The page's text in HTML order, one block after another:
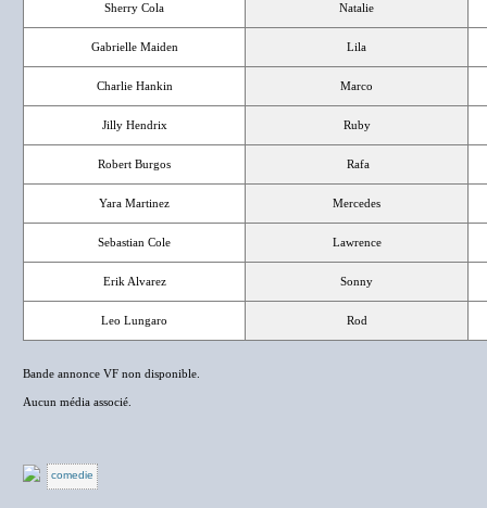
Sherry Cola Natalie
Gabrielle Maiden Lila
Charlie Hankin Marco
Jilly Hendrix Ruby
Robert Burgos Rafa
Yara Martinez Mercedes
Sebastian Cole Lawrence
Erik Alvarez Sonny
Leo Lungaro Rod
Bande annonce VF non disponible.
Aucun média associé.
comedie